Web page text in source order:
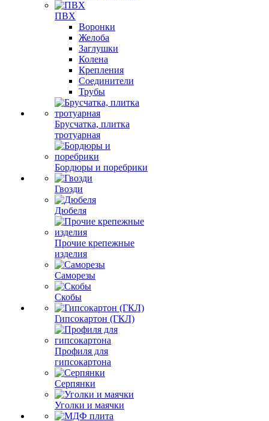
ПВХ
Воронки
Желоба
Заглушки
Колена
Крепления
Соединители
Трубы
Брусчатка, плитка
тротуарная
Бордюры и поребрики
Гвозди
Дюбеля
Прочие крепежные
изделия
Саморезы
Скобы
Гипсокартон (ГКЛ)
Профиля для
гипсокартона
Серпянки
Уголки и маячки